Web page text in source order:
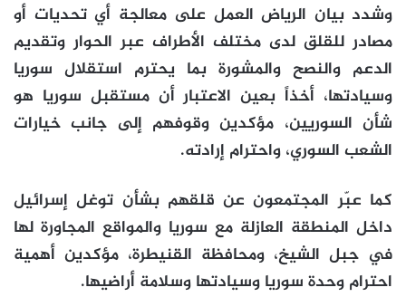
وشدد بيان الرياض العمل على معالجة أي تحديات أو
مصادر للقلق لدى مختلف الأطراف عبر الحوار وتقديم
الدعم والنصح والمشورة بما يحترم استقلال سوريا
وسيادتها، أخذاً بعين الاعتبار أن مستقبل سوريا هو
شأن السوريين، مؤكدين وقوفهم إلى جانب خيارات
الشعب السوري، واحترام إرادته.
كما عبّر المجتمعون عن قلقهم بشأن توغل إسرائيل
داخل المنطقة العازلة مع سوريا والمواقع المجاورة لها
في جبل الشيخ، ومحافظة القنيطرة، مؤكدين أهمية
احترام وحدة سوريا وسيادتها وسلامة أراضيها.